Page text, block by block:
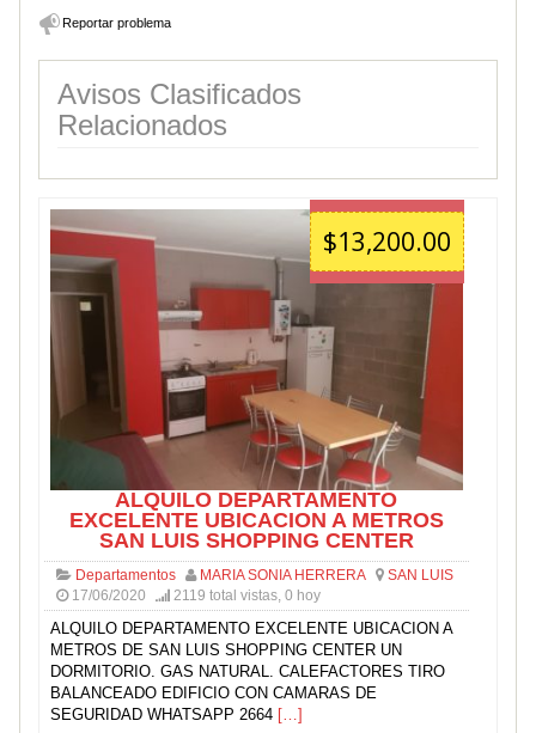
Reportar problema
Avisos Clasificados
Relacionados
$13,200.00
ALQUILO DEPARTAMENTO
EXCELENTE UBICACION A METROS
SAN LUIS SHOPPING CENTER
Departamentos MARIA SONIA HERRERA
SAN LUIS
17/06/2020
2119 total vistas, 0 hoy
ALQUILO DEPARTAMENTO EXCELENTE UBICACION A
METROS DE SAN LUIS SHOPPING CENTER UN
DORMITORIO. GAS NATURAL. CALEFACTORES TIRO
BALANCEADO EDIFICIO CON CAMARAS DE
SEGURIDAD WHATSAPP 2664 […]